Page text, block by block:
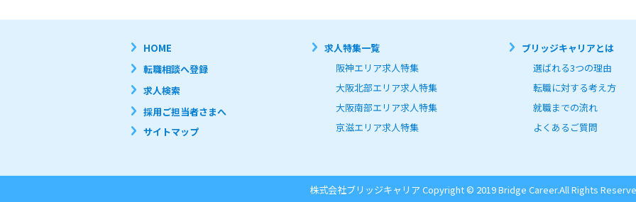
HOME
転職相談へ登録
求人検索
採用ご担当者さまへ
サイトマップ
求人特集一覧
阪神エリア求人特集
大阪北部エリア求人特集
大阪南部エリア求人特集
京滋エリア求人特集
ブリッジキャリアとは
選ばれる3つの理由
転職に対する考え方
就職までの流れ
よくあるご質問
株式会社ブリッジキャリア Copyright © 2019 Bridge Career.All Rights